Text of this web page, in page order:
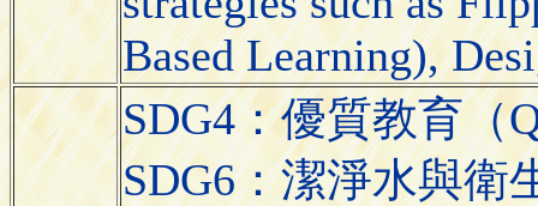
Based Learning),
SDG4：優質教育（
SDG6：潔淨水與衛